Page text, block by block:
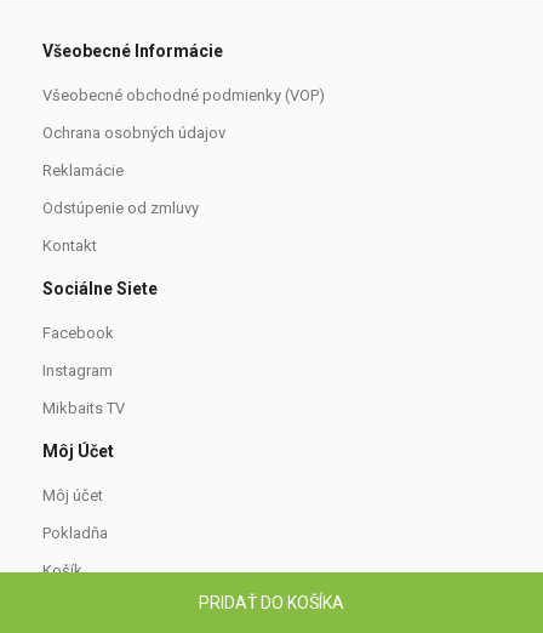
PRIDAŤ DO KOŠÍKA
Všeobecné Informácie
Všeobecné obchodné podmienky (VOP)
Ochrana osobných údajov
Reklamácie
Odstúpenie od zmluvy
Kontakt
Sociálne Siete
Facebook
Instagram
Mikbaits TV
Môj Účet
Môj účet
Pokladňa
Košík